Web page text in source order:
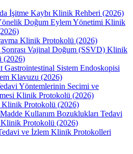
İşitme Kaybı Klinik Rehberi (2026)
Doğum Eylem Yönetimi Klinik
Klinik Protokolü (2026)
Sonrası Vajinal Doğum (SSVD) Klinik
(2026)
Gastrointestinal Sistem Endoskopisi
Klavuzu (2026)
Yöntemlerinin Secimi ve
Klinik Protokolü (2026)
Klinik Protokolü (2026)
Kullanım Bozuklukları Tedavi
Protokolü (2026)
ve İzlem Klinik Protokolleri